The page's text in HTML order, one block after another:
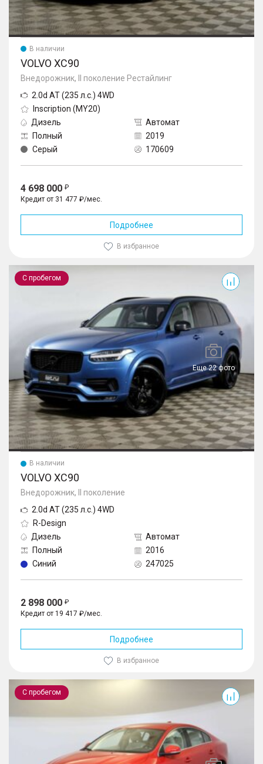
В наличии
VOLVO XC90
Внедорожник, II поколение Рестайлинг
2.0d AT (235 л.с.) 4WD
Inscription (MY20)
Дизель
Автомат
Полный
2019
Серый
170609
4 698 000
Кредит от 31 477 ₽/мес.
Подробнее
В избранное
С пробегом
Еще 22 фото
XC90
В наличии
VOLVO XC90
Внедорожник, II поколение
2.0d AT (235 л.с.) 4WD
R-Design
Дизель
Автомат
Полный
2016
Синий
247025
2 898 000
Кредит от 19 417 ₽/мес.
Подробнее
В избранное
С пробегом
S60